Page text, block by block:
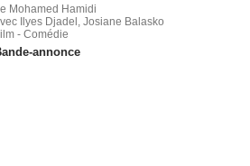
Mohamed Hamidi
Ilyes Djadel, Josiane Balasko
- Comédie
annonce